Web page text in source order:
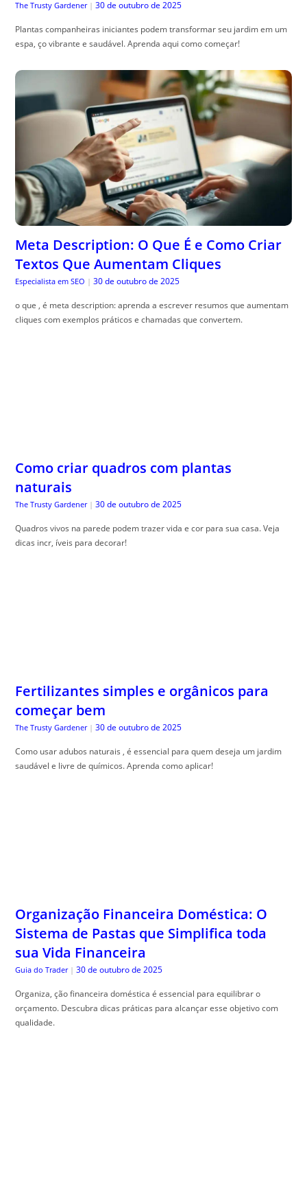
The Trusty Gardener | 30 de outubro de 2025
Plantas companheiras iniciantes podem transformar seu jardim em um
espa, ço vibrante e saudável. Aprenda aqui como começar!
Meta Description: O Que É e Como Criar
Textos Que Aumentam Cliques
Especialista em SEO | 30 de outubro de 2025
o que , é meta description: aprenda a escrever resumos que aumentam
cliques com exemplos práticos e chamadas que convertem.
Como criar quadros com plantas
naturais
The Trusty Gardener | 30 de outubro de 2025
Quadros vivos na parede podem trazer vida e cor para sua casa. Veja
dicas incr, íveis para decorar!
Fertilizantes simples e orgânicos para
começar bem
The Trusty Gardener | 30 de outubro de 2025
Como usar adubos naturais , é essencial para quem deseja um jardim
saudável e livre de químicos. Aprenda como aplicar!
Organização Financeira Doméstica: O
Sistema de Pastas que Simplifica toda
sua Vida Financeira
Guia do Trader | 30 de outubro de 2025
Organiza, ção financeira doméstica é essencial para equilibrar o
orçamento. Descubra dicas práticas para alcançar esse objetivo com
qualidade.